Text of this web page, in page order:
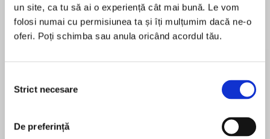
un site, ca tu să ai o experiență cât mai bună. Le vom
folosi numai cu permisiunea ta și îți mulțumim dacă ne-o
oferi. Poți schimba sau anula oricând acordul tău.
consimțământului
Strict necesare
De preferință
Desprecarte
“Intricately plotted with extraordinary
Blood
CIA officer Sam Hudson races to find a deep
cover operative loose in the U.S. and a mole in
În acest moment nu există recenzii